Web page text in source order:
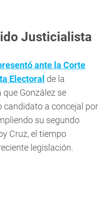
Justicialista
ante la Corte
Electoral de la
que González se
candidato a concejal por
su segundo
Cruz, el tiempo
legislación.